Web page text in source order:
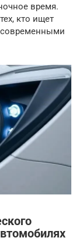
время.
кто ищет